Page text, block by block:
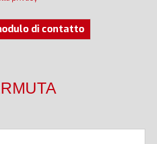
di contatto